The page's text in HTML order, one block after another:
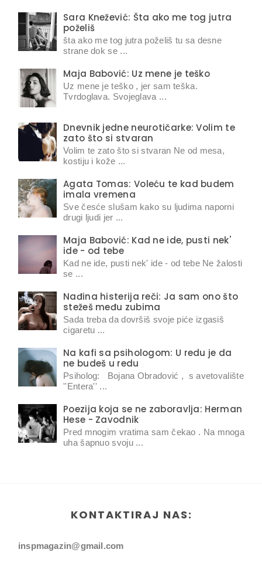
Sara Knežević: Šta ako me tog jutra
poželiš
šta ako me tog jutra poželiš tu sa desne
strane dok se ...
Maja Babović: Uz mene je teško
Uz mene je teško , jer sam teška.
Tvrdoglava. Svojeglava ...
Dnevnik jedne neurotičarke: Volim te
zato što si stvaran
Volim te zato što si stvaran Ne od mesa,
kostiju i kože ...
Agata Tomas: Voleću te kad budem
imala vremena
Sve česće slušam kako su ljudima naporni
drugi ljudi jer ...
Maja Babović: Kad ne ide, pusti nek'
ide - od tebe
Kad ne ide, pusti nek' ide - od tebe Ne žalosti
se ...
Nađina histerija reči: Ja sam ono što
stežeš među zubima
Sada treba da dovršiš svoje piće izgasiš
cigaretu ...
Na kafi sa psihologom: U redu je da
ne budeš u redu
Psiholog: Bojana Obradović , s avetovalište
''Entera'' ...
Poezija koja se ne zaboravlja: Herman
Hese - Zavodnik
Pred mnogim vratima sam čekao . Na mnoga
uha šapnuo svoju ...
KONTAKTIRAJ NAS:
inspmagazin@gmail.com